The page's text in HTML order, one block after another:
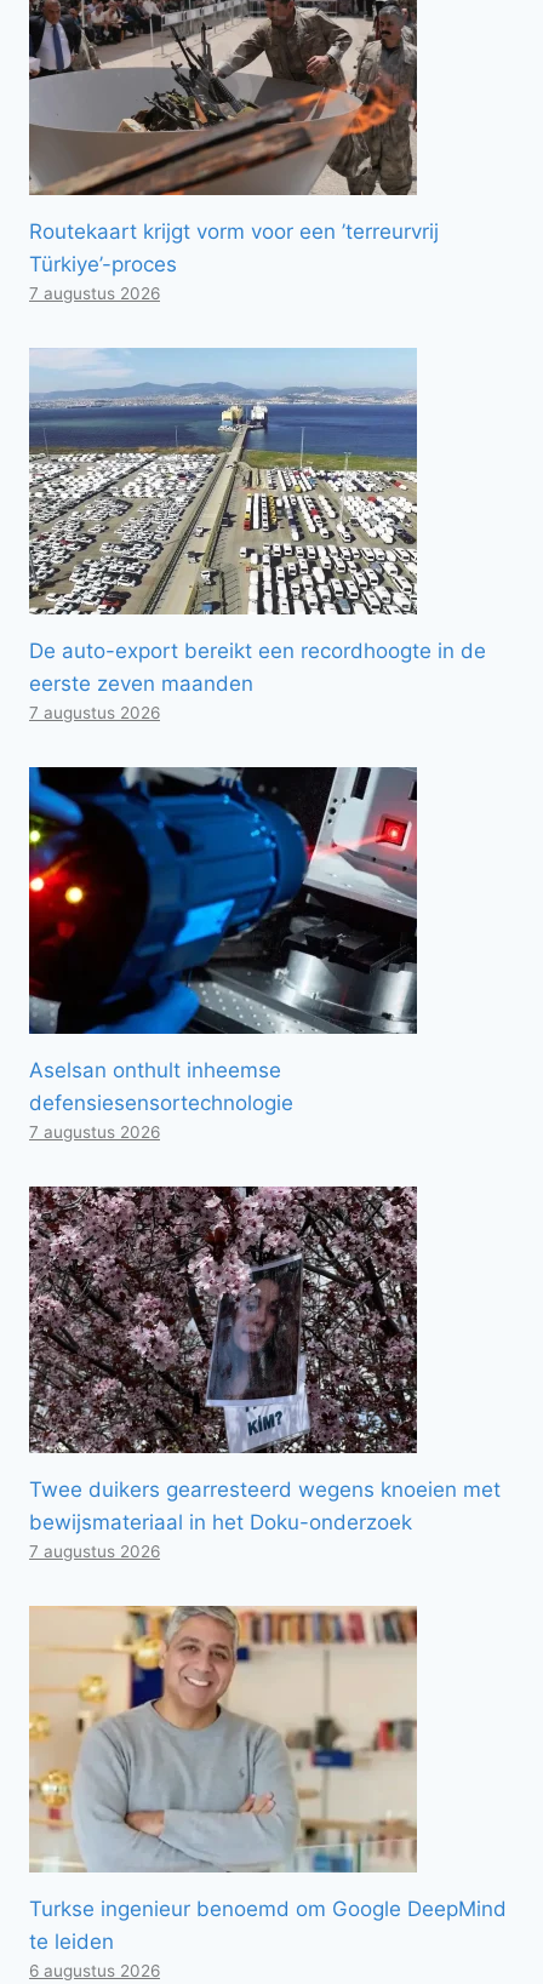
Routekaart krijgt vorm voor een ’terreurvrij
Türkiye’-proces
7 augustus 2026
De auto-export bereikt een recordhoogte in de
eerste zeven maanden
7 augustus 2026
Aselsan onthult inheemse
defensiesensortechnologie
7 augustus 2026
Twee duikers gearresteerd wegens knoeien met
bewijsmateriaal in het Doku-onderzoek
7 augustus 2026
Turkse ingenieur benoemd om Google DeepMind
te leiden
6 augustus 2026